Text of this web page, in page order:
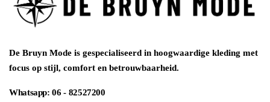
De Bruyn Mode is gespecialiseerd in hoogwaardige kleding met
focus op stijl, comfort en betrouwbaarheid.
Whatsapp: 06 - 82527200